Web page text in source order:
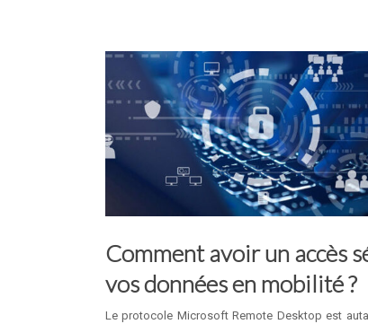
Comment avoir un accès
vos données en mobilité ?
Le protocole Microsoft Remote Desktop est